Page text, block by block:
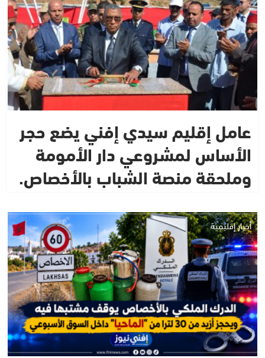
عامل إقليم سيدي إفني يضع حجر
الأساس لمشروعي دار الأمومة
وملحقة منصة الشباب بالأخصاص.
أخبار إقليمية